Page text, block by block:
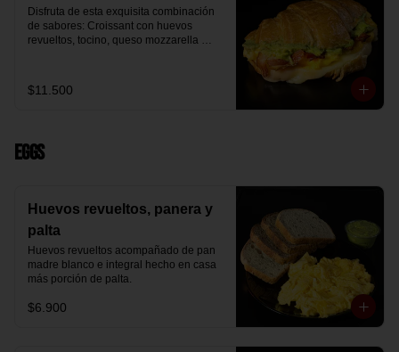
Disfruta de esta exquisita combinación
de sabores: Croissant con huevos
revueltos, tocino, queso mozzarella
$11.500
Eggs
Huevos revueltos, panera y
palta
Huevos revueltos acompañado de pan
madre blanco e integral hecho en casa
más porción de palta.
$6.900